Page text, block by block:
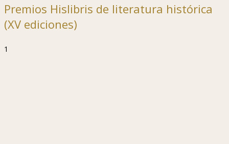
Premios Hislibris de literatura histórica
(XV ediciones)
1